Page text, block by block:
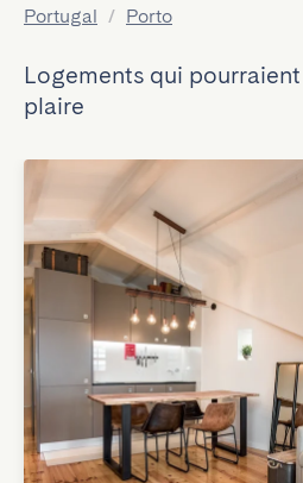
Portugal / Porto
Logements qui
plaire